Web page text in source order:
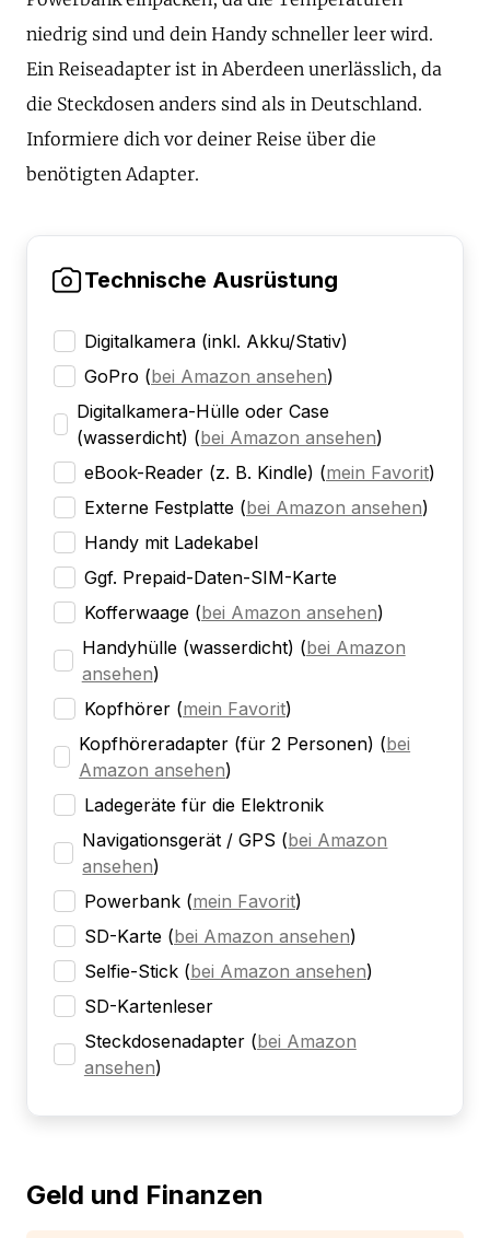
niedrig sind und dein Handy schneller leer wird.
Ein Reiseadapter ist in Aberdeen unerlässlich, da
die Steckdosen anders sind als in Deutschland.
Informiere dich vor deiner Reise über die
benötigten Adapter.
Technische Ausrüstung
Digitalkamera (inkl. Akku/Stativ)
GoPro (bei Amazon ansehen)
Digitalkamera-Hülle oder Case
(wasserdicht) (bei Amazon ansehen)
eBook-Reader (z. B. Kindle) (mein Favorit)
Externe Festplatte (bei Amazon ansehen)
Handy mit Ladekabel
Ggf. Prepaid-Daten-SIM-Karte
Kofferwaage (bei Amazon ansehen)
Handyhülle (wasserdicht) (bei Amazon
ansehen)
Kopfhörer (mein Favorit)
Kopfhöreradapter (für 2 Personen) (bei
Amazon ansehen)
Ladegeräte für die Elektronik
Navigationsgerät / GPS (bei Amazon
ansehen)
Powerbank (mein Favorit)
SD-Karte (bei Amazon ansehen)
Selfie-Stick (bei Amazon ansehen)
SD-Kartenleser
Steckdosenadapter (bei Amazon
ansehen)
Geld und Finanzen